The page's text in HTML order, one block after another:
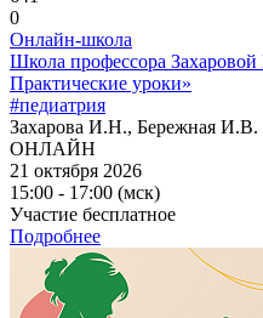
0
Онлайн-школа
Школа профессора
Практические уроки»
#педиатрия
Захарова И.Н., Бережная И.В.
ОНЛАЙН
21 октября 2026
15:00 - 17:00 (мск)
Участие бесплатное
Подробнее